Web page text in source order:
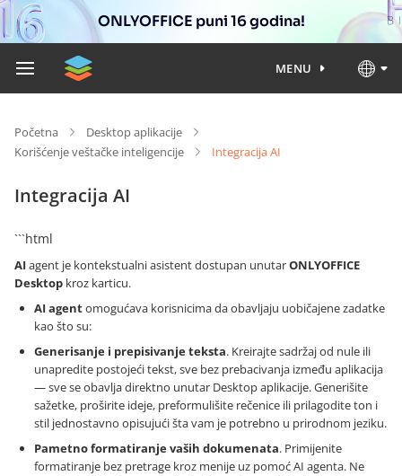
ONLYOFFICE puni 16 godina!
MENU
Početna
Desktop aplikacije
Korišćenje veštačke inteligencije
Integracija AI
Integracija AI
```html
AIagent je kontekstualni asistent dostupan unutarONLYOFFICE
Desktop kroz karticu.
AI agentomogućava korisnicima da obavljaju uobičajene zadatke
kao što su:
Generisanje i prepisivanje teksta. Kreirajte sadržaj od nule ili
unapredite postojeći tekst, sve bez prebacivanja između aplikacija
— sve se obavlja direktno unutar Desktop aplikacije. Generišite
sažetke, proširite ideje, preformulišite rečenice ili prilagodite ton i
stil jednostavno opisujući šta vam je potrebno u prirodnom jeziku.
Pametno formatiranje vaših dokumenata. Primijenite
formatiranje bez pretrage kroz menije uz pomoć AI agenta. Ne